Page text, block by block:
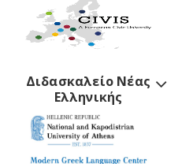
Διδασκαλείο Νέας
Ελληνικής